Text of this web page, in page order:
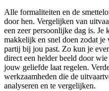
Alle formaliteiten en de
door hen. Vergelijken van
een zeer persoonlijke dag is. Je
makkelijk en snel doen zodat
partij bij jou past. Zo kun je
direct een helder beeld door
jouw geliefde laat regelen.
werkzaamheden die de
analyseren en te vergelijken.